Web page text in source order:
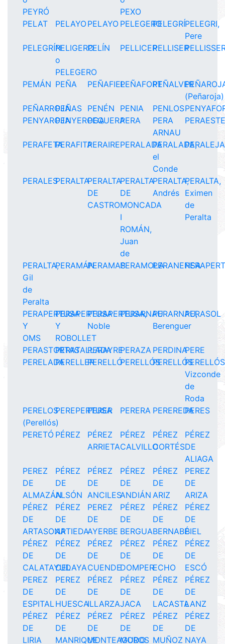
PEYRÓ
PEXO
PELAT
PELAYOPELAYO PELEGEROPELEGRÍPELEGRI,
Pere
PELEGRÍNPELIGERO
o
PELEGERO
PELÍN PELLICERPELLISER
PEMÁN PEÑA PEÑAFIELPEÑAFORTPEÑALVER
(Peñaroja)
PEÑARROJA
PEÑAS PENÉN PENIA PENLOS
PENYAROJAPENYEROGAPEQUERAPERA
PERA
ARNAU
PERAFETAPERAFITAPERAIREPERALADAPERALADA,
el
Conde
PERALEJA
PERALESPERALTAPERALTA
DE
CASTRO
PERALTA
DE
MONCADA
I
ROMÁN,
Juan
de
PERALTA,
Andrés
PERALTA,
Eximen
de
Peralta
PERALTA,
Gil
de
Peralta
PERAMÁNPERAMASPERAMOLAPERANENSA
PERAPERTUSA
Y
OMS
PERAPERTUSA
Y
ROBOLLET
PERAPERTUSA,
Noble
PERARNAUPERARNAU,
Berenguer
PERASOL
PERASTORTASPERATALLADA
PERAYREPERAZA PERDINAPERE
PERELADAPERELLERPERELLÓPERELLÓSPERELLÓS
Vizconde
de
Roda
PERELOS
(Perellós)
PEREPERTUSA
PERER PERERA PEREREDAPERES
PERETÓ PÉREZ
PÉREZ
ARRIETA
PÉREZ
CALVILLO
PÉREZ
CORTÉS
PÉREZ
DE
ALIAGA
PEREZ
DE
ALMAZÁN
PÉREZ
DE
ALSÓN
PÉREZ
DE
ANCILES
PÉREZ
DE
ANDIÁN
PÉREZ
DE
ARIZ
PEREZ
DE
ARIZA
PÉREZ
DE
ARTASONA
PÉREZ
DE
ARTIEDA
PEREZ
DE
AYERBE
PÉREZ
DE
BERGUA
PÉREZ
DE
BERNABÉ
PÉREZ
DE
BIEL
PÉREZ
DE
CALATAYUD
PÉREZ
DE
CELAYA
PÉREZ
DE
CUENDE
PÉREZ
DE
DOMPER
PÉREZ
DE
ECHO
PÉREZ
DE
ESCÓ
PEREZ
DE
ESPITAL
PEREZ
DE
HUESCA
PÉREZ
DE
ILLARZA
PÉREZ
DE
JACA
PÉREZ
DE
LACASTA
PÉREZ
DE
LANZ
PÉREZ
DE
LIRIA
PÉREZ
DE
MANRIQUE
PÉREZ
DE
MONTEAGUDO
PÉREZ
DE
MOROS
PÉREZ
DE
MUÑOZ
PÉREZ
DE
NAYA